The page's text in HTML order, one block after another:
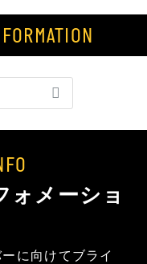
ォメーショ
に向けてブライ